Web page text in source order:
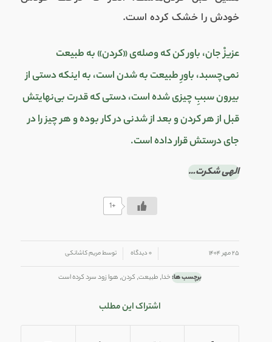
خودش را خشک کرده است.
عزیزْ جان، باور کن که وصله‌ی «کردن» به طبیعت
نمی‌چسبد، باورِ طبیعت به شدن است، به اینکه دستی از
بیرون سببِ چیزی شده است، دستی که قدرت بی‌نهایتش
قبل از هر کردن و بعد از شدنی در کار بوده و هر چیز را در
جای درستش قرار داده است.
الهی شکرت…
+1
۲۵ مهر ۱۴۰۴ ۰ دیدگاه توسطمریم کاشانکی
برچسب ها:خدا, طبیعت, کردن, هوا زود سرد کرده است
اشتراک این مطلب